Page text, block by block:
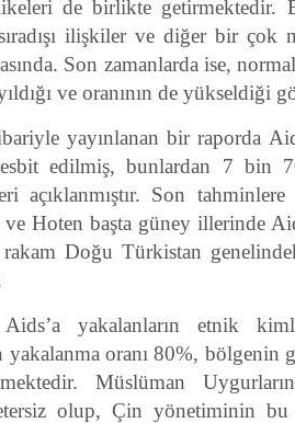
de birlikte getirmektedir.
ilişkiler ve diğer bir çok
Son zamanlarda ise,
ve oranının de yükseldiği
yayınlanan bir raporda
edilmiş, bunlardan 7 bin
açıklanmıştır. Son
Hoten başta güney illerinde
Doğu Türkistan genelindeki
yakalanların etnik
oranı 80%, bölgenin
Müslüman
olup, Çin yönetiminin bu